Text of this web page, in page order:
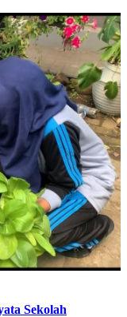
Sekolah